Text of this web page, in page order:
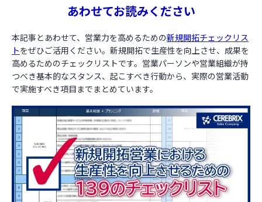
あわせてお読みください
本記事とあわせて、営業力を高めるための新規開拓チェックリス
トをぜひご活用ください。新規開拓で生産性を向上させ、成果を
高めるためのチェックリストです。営業パーソンや営業組織が持
つべき基本的なスタンス、起こすべき行動から、実際の営業活動
で実施すべき項目までまとめています。